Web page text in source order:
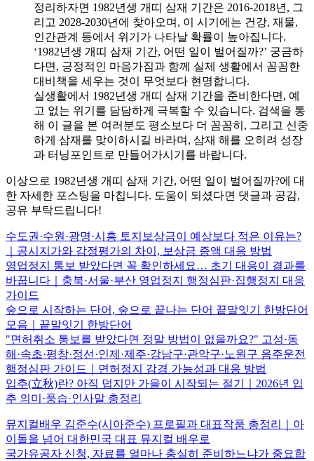
정리하자면 1982년생 개띠 삼재 기간은 2016-2018년, 그
리고 2028-2030년에 찾아오며, 이 시기에는 건강, 재물,
인간관계 등에서 위기가 나타날 확률이 높아집니다.
‘1982년생 개띠 삼재 기간, 어떤 일이 벌어질까?’ 궁금하
다면, 긍정적인 마음가짐과 함께 실제 생활에서 꼼꼼한
대비책을 세우는 것이 무엇보다 현명합니다.
실생활에서 1982년생 개띠 삼재 기간을 준비한다면, 예
고 없는 위기를 담담하게 극복할 수 있습니다. 검색을 통
해 이 글을 본 여러분도 평소보다 더 꼼꼼히, 그리고 신중
하게 삼재를 맞이하시길 바라며, 삼재 해를 오히려 성장
과 터닝포인트로 만들어가시기를 바랍니다.
이상으로 1982년생 개띠 삼재 기간, 어떤 일이 벌어질까?에 대
한 자세한 포스팅을 마칩니다. 도움이 되셨다면 댓글과 공감,
공유 부탁드립니다!
수도권·수원·광명·시흥 토지보상금이 예상보다 적은 이유는?
｜공시지가와 감정평가의 차이, 보상금 증액 대응 방법
영업정지 통보 받았다면 꼭 확인하세요… 초기 대응이 결과를
바꿉니다｜충북·서울·부산 영업정지 행정심판·집행정지 대응
가이드
숲으로 시작하는 단어, 숲으로 끝나는 단어 끝말잇기 한방단어
모음｜끝말잇기 한방단어
"면허취소 통보를 받았다면 정말 방법이 없을까요?" 고성·동
해·속초·평창·정선·인제·제주·강남구·관악구·노원구 음주운전
행정심판 가이드｜면허정지 감경 가능성과 대응 방법
입추(立秋)란? 아직 덥지만 가을이 시작되는 절기｜2026년 입
추 의미·풍습·인사말 총정리
뮤지컬배우 김준수(시아준수) 프로필과 대표작품 총정리｜아
이돌을 넘어 대한민국 대표 뮤지컬 배우로
국가유공자 신청, 자료를 얼마나 충실히 준비하느냐가 중요합